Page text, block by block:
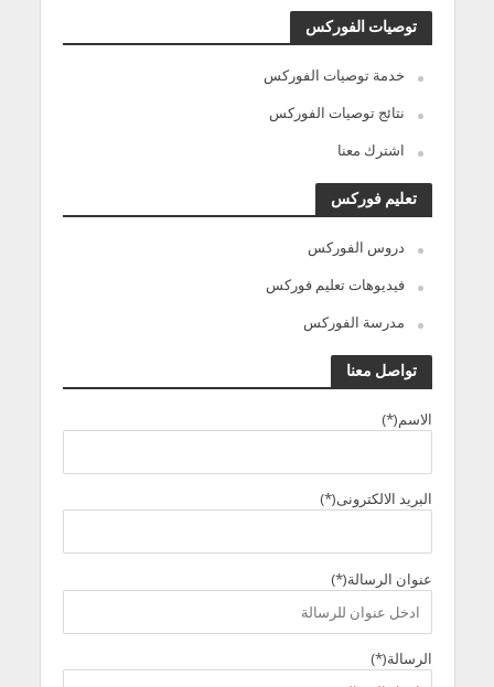
توصيات الفوركس
خدمة توصيات الفوركس
نتائج توصيات الفوركس
اشترك معنا
تعليم فوركس
دروس الفوركس
فيديوهات تعليم فوركس
مدرسة الفوركس
تواصل معنا
الاسم(*)
البريد الالكترونى(*)
عنوان الرسالة(*)
الرسالة(*)